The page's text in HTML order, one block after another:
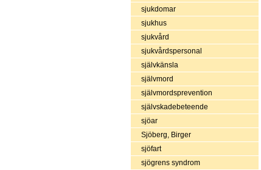
sjukdomar
sjukhus
sjukvård
sjukvårdspersonal
självkänsla
självmord
självmordsprevention
självskadebeteende
sjöar
Sjöberg, Birger
sjöfart
sjögrens syndrom